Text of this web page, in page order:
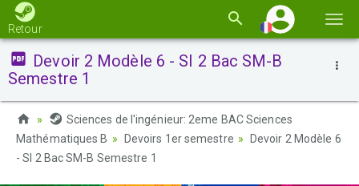
la
Retour
Devoir 2 Modèle 6 - SI 2 Bac SM-B
Semestre 1
Sciences de l'ingénieur: 2eme BAC Sciences
Mathématiques B
Devoirs 1er semestre
Devoir 2 Modèle 6
- SI 2 Bac SM-B Semestre 1